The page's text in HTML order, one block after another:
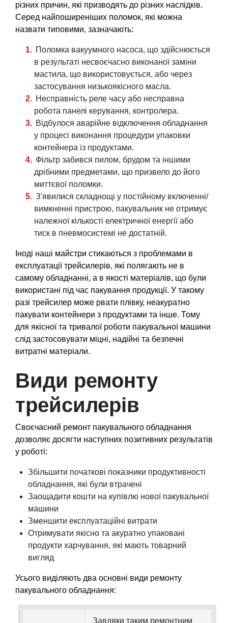
різних причин, які призводять до різних наслідків.
Серед найпоширеніших поломок, які можна
назвати типовими, зазначають:
Поломка вакуумного насоса, що здійснюється
в результаті несвоєчасно виконаної заміни
мастила, що використовується, або через
застосування низькоякісного масла.
Несправність реле часу або несправна
робота панелі керування, контролера.
Відбулося аварійне відключення обладнання
у процесі виконання процедури упаковки
контейнера із продуктами.
Фільтр забився пилом, брудом та іншими
дрібними предметами, що призвело до його
миттєвої поломки.
З'явилися складнощі у постійному включенні/
вимкненні пристрою, пакувальник не отримує
належної кількості електричної енергії або
тиск в пневмосистемі не достатній.
Іноді наші майстри стикаються з проблемами в
експлуатації трейсилерів, які полягають не в
самому обладнанні, а в якості матеріалів, що були
використані під час пакування продукції. У такому
разі трейсилер може рвати плівку, неакуратно
пакувати контейнери з продуктами та інше. Тому
для якісної та тривалої роботи пакувальної машини
слід застосовувати міцні, надійні та безпечні
витратні матеріали.
Види ремонту
трейсилерів
Своєчасний ремонт пакувального обладнання
дозволяє досягти наступних позитивних результатів
у роботі:
Збільшити початкові показники продуктивності
обладнання, які були втрачені
Заощадити кошти на купівлю нової пакувальної
машини
Зменшити експлуатаційні витрати
Отримувати якісно та акуратно упаковані
продукти харчування, які мають товарний
вигляд
Усього виділяють два основні види ремонту
пакувального обладнання:
Завдяки таким ремонтним